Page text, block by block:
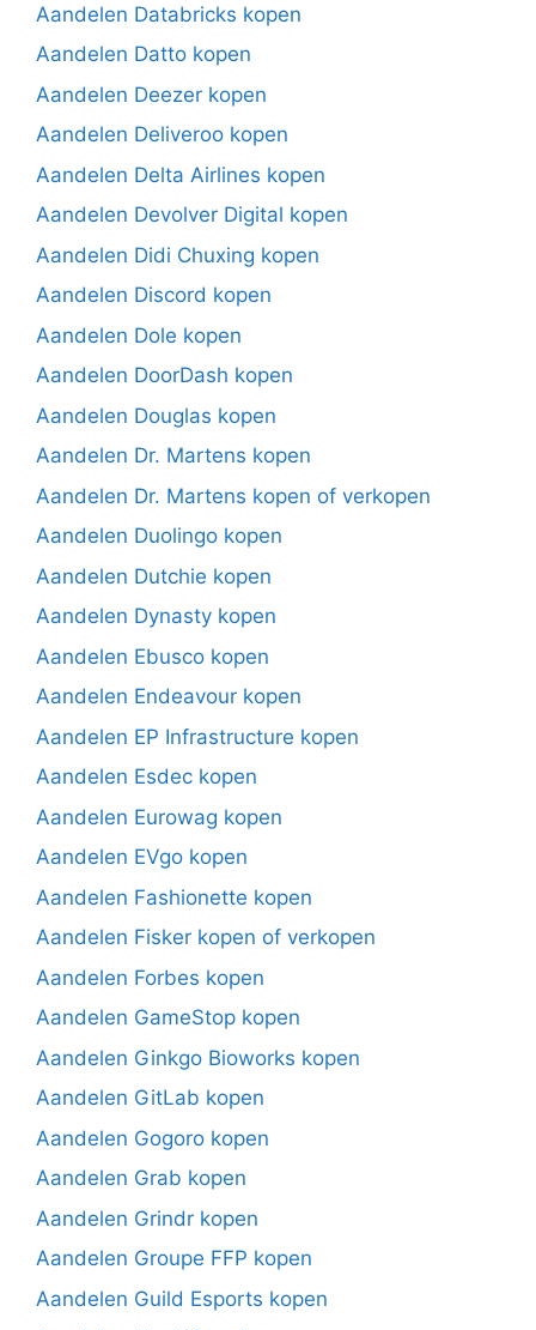
Aandelen Databricks kopen
Aandelen Datto kopen
Aandelen Deezer kopen
Aandelen Deliveroo kopen
Aandelen Delta Airlines kopen
Aandelen Devolver Digital kopen
Aandelen Didi Chuxing kopen
Aandelen Discord kopen
Aandelen Dole kopen
Aandelen DoorDash kopen
Aandelen Douglas kopen
Aandelen Dr. Martens kopen
Aandelen Dr. Martens kopen of verkopen
Aandelen Duolingo kopen
Aandelen Dutchie kopen
Aandelen Dynasty kopen
Aandelen Ebusco kopen
Aandelen Endeavour kopen
Aandelen EP Infrastructure kopen
Aandelen Esdec kopen
Aandelen Eurowag kopen
Aandelen EVgo kopen
Aandelen Fashionette kopen
Aandelen Fisker kopen of verkopen
Aandelen Forbes kopen
Aandelen GameStop kopen
Aandelen Ginkgo Bioworks kopen
Aandelen GitLab kopen
Aandelen Gogoro kopen
Aandelen Grab kopen
Aandelen Grindr kopen
Aandelen Groupe FFP kopen
Aandelen Guild Esports kopen